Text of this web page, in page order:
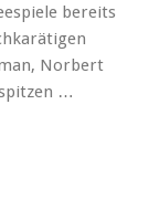
bereits
Norbert
…